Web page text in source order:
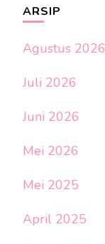
ARSIP
Agustus 2026
Juli 2026
Juni 2026
Mei 2026
Mei 2025
April 2025